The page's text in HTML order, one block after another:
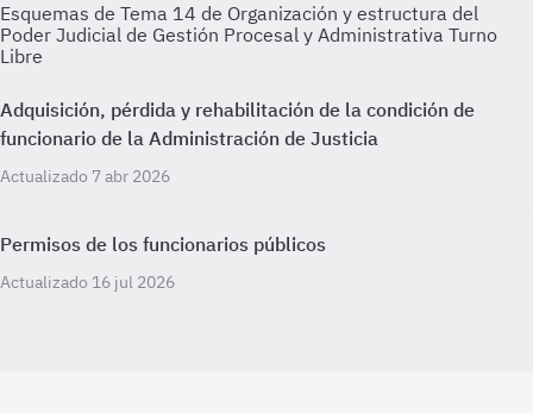
Esquemas de Tema 14 de Organización y estructura del
Poder Judicial de Gestión Procesal y Administrativa Turno
Libre
Adquisición, pérdida y rehabilitación de la condición de
funcionario de la Administración de Justicia
Actualizado 7 abr 2026
Permisos de los funcionarios públicos
Actualizado 16 jul 2026